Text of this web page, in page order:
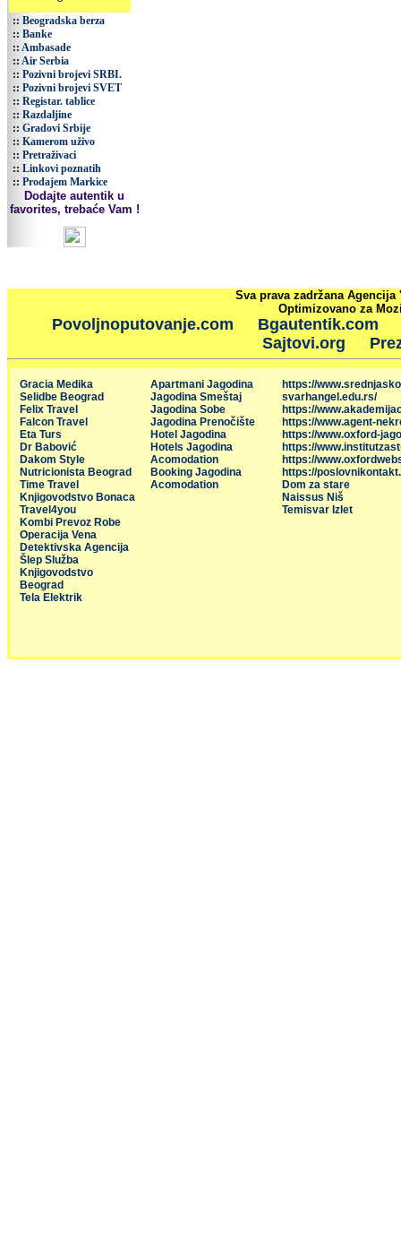
:: Beogradska berza
:: Banke
:: Ambasade
:: Air Serbia
:: Pozivni brojevi SRBI.
:: Pozivni brojevi SVET
:: Registar. tablice
:: Razdaljine
:: Gradovi Srbije
:: Kamerom uživo
:: Pretraživaci
:: Linkovi poznatih
:: Prodajem Markice
Dodajte autentik u
favorites, trebaće Vam !
Sva prava zadržana
Optimizovano za
Povoljnoputovanje.com
Bgautentik.com
Sajtovi.org
Gracia Medika
Selidbe Beograd
Felix Travel
Falcon Travel
Eta Turs
Dr Babović
Dakom Style
Nutricionista Beograd
Time Travel
Knjigovodstvo Bonaca
Travel4you
Kombi Prevoz Robe
Operacija Vena
Detektivska Agencija
Šlep Služba
Knjigovodstvo
Beograd
Tela Elektrik
Apartmani Jagodina
Jagodina Smeštaj
Jagodina Sobe
Jagodina Prenočište
Hotel Jagodina
Hotels Jagodina
Acomodation
Booking Jagodina
Acomodation
https://
svarhangel.edu.rs/
https://
https://www.agent-
https://www.oxford-
https://
https://
https://
Dom za stare
Naissus Niš
Temisvar Izlet